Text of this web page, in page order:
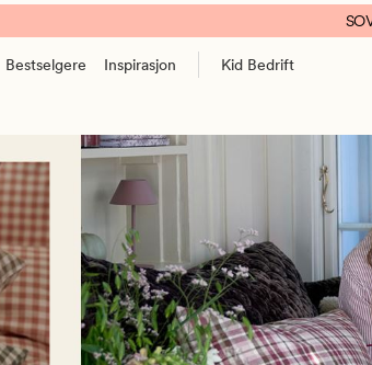
Bestselgere Inspirasjon Kid Bedrift